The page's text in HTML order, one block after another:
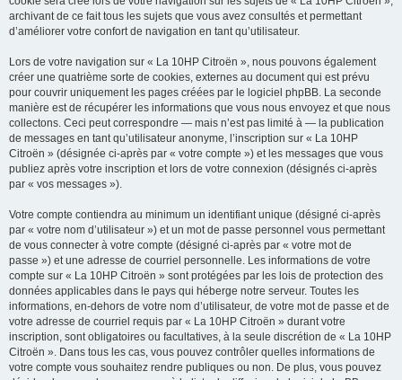
archivant de ce fait tous les sujets que vous avez consultés et permettant
d’améliorer votre confort de navigation en tant qu’utilisateur.
Lors de votre navigation sur « La 10HP Citroën », nous pouvons également
créer une quatrième sorte de cookies, externes au document qui est prévu
pour couvrir uniquement les pages créées par le logiciel phpBB. La seconde
manière est de récupérer les informations que vous nous envoyez et que nous
collectons. Ceci peut correspondre — mais n’est pas limité à — la publication
de messages en tant qu’utilisateur anonyme, l’inscription sur « La 10HP
Citroën » (désignée ci-après par « votre compte ») et les messages que vous
publiez après votre inscription et lors de votre connexion (désignés ci-après
par « vos messages »).
Votre compte contiendra au minimum un identifiant unique (désigné ci-après
par « votre nom d’utilisateur ») et un mot de passe personnel vous permettant
de vous connecter à votre compte (désigné ci-après par « votre mot de
passe ») et une adresse de courriel personnelle. Les informations de votre
compte sur « La 10HP Citroën » sont protégées par les lois de protection des
données applicables dans le pays qui héberge notre serveur. Toutes les
informations, en-dehors de votre nom d’utilisateur, de votre mot de passe et de
votre adresse de courriel requis par « La 10HP Citroën » durant votre
inscription, sont obligatoires ou facultatives, à la seule discrétion de « La 10HP
Citroën ». Dans tous les cas, vous pouvez contrôler quelles informations de
votre compte vous souhaitez rendre publiques ou non. De plus, vous pouvez